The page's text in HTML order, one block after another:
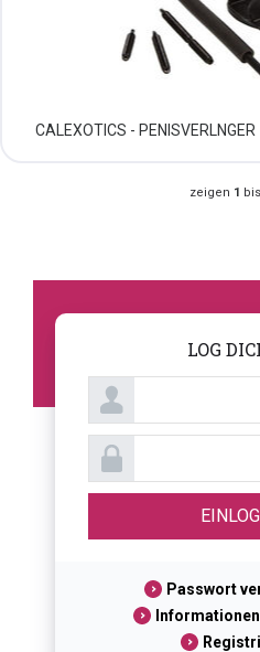
CALEXOTICS - PENISVERLNGER
zeigen 1 bis
LOG
Passwort